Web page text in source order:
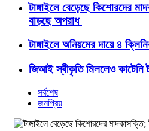
টাঙ্গাইলে বেড়েছে কিশোরদের
বাড়ছে অপরাধ
টাঙ্গাইলে অনিয়মের দায়ে ৪
জিআই স্বীকৃতি মিললেও কাটেনি
সর্বশেষ
জনপ্রিয়